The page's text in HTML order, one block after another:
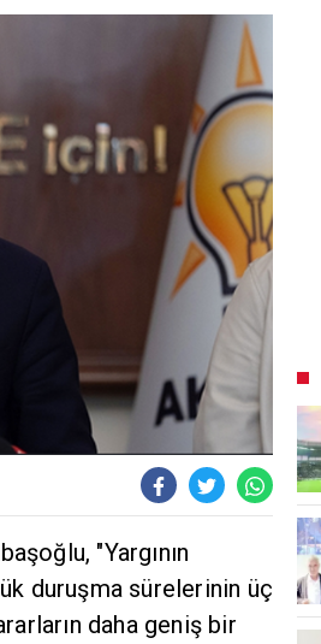
"Yargının
duruşma sürelerinin üç
daha geniş bir